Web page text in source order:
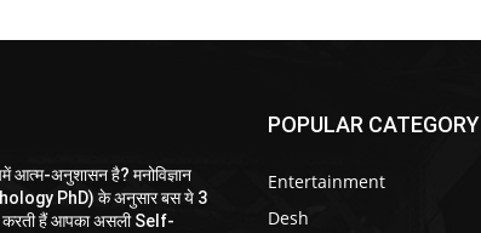
आत्म-अनुशासन है? मनोविज्ञान
PhD) के अनुसार बस ये 3
करती हैं आपका असली Self-
POPULAR CATEGORY
Entertainment
Desh